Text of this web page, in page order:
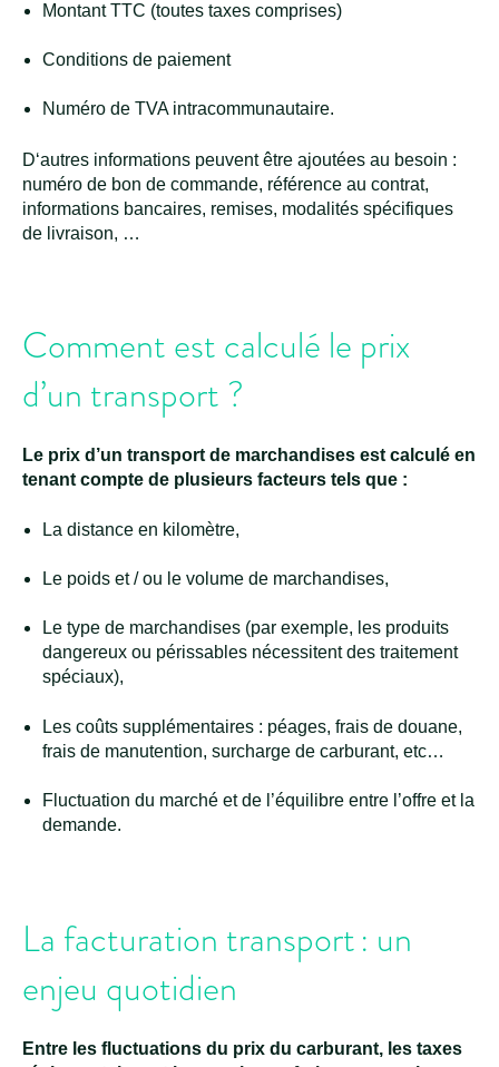
Montant TTC (toutes taxes comprises)
Conditions de paiement
Numéro de TVA intracommunautaire.
D‘autres informations peuvent être ajoutées au besoin :
numéro de bon de commande, référence au contrat,
informations bancaires, remises, modalités spécifiques
de livraison, …
Comment est calculé le prix
d’un transport ?
Le prix d’un transport de marchandises est calculé en
tenant compte de plusieurs facteurs tels que :
La distance en kilomètre,
Le poids et / ou le volume de marchandises,
Le type de marchandises (par exemple, les produits
dangereux ou périssables nécessitent des traitement
spéciaux),
Les coûts supplémentaires : péages, frais de douane,
frais de manutention, surcharge de carburant, etc…
Fluctuation du marché et de l’équilibre entre l’offre et la
demande.
La facturation transport : un
enjeu quotidien
Entre les fluctuations du prix du carburant, les taxes